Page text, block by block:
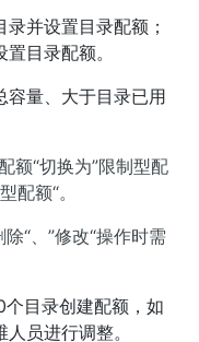
并设置目录配额；
目录配额。
容量、大于目录已用
额“切换为”限制型配
配额“。
“、”修改“操作时需
目录创建配额，如
员进行调整。